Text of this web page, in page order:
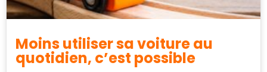
Moins utiliser sa voiture au
quotidien, c’est possible